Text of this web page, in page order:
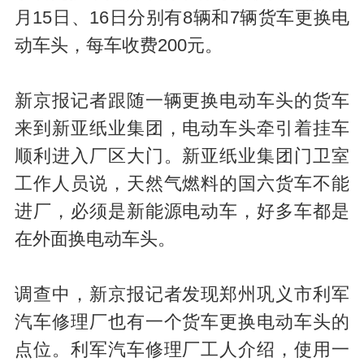
月15日、16日分别有8辆和7辆货车更换电
动车头，每车收费200元。
新京报记者跟随一辆更换电动车头的货车
来到新亚纸业集团，电动车头牵引着挂车
顺利进入厂区大门。新亚纸业集团门卫室
工作人员说，天然气燃料的国六货车不能
进厂，必须是新能源电动车，好多车都是
在外面换电动车头。
调查中，新京报记者发现郑州巩义市利军
汽车修理厂也有一个货车更换电动车头的
点位。利军汽车修理厂工人介绍，使用一